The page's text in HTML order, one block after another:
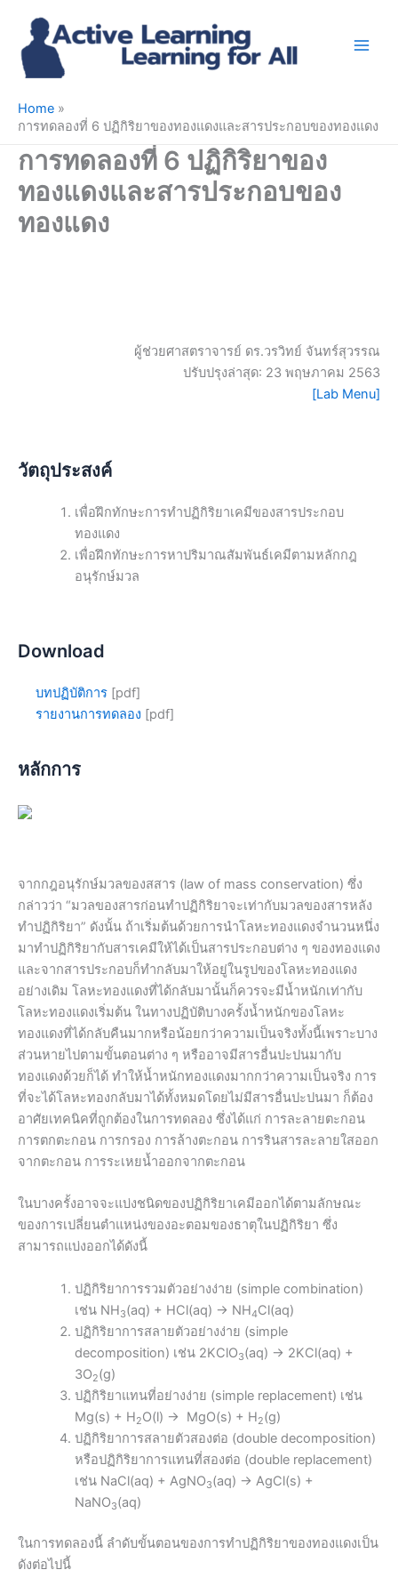
content
Home
การทดลองที่ 6 ปฏิกิริยาของทองแดงและสารประกอบของทองแดง
การทดลองที่ 6 ปฏิกิริยาของ
ทองแดงและสารประกอบของ
ทองแดง
ผู้ช่วยศาสตราจารย์ ดร.วรวิทย์ จันทร์สุวรรณ
ปรับปรุงล่าสุด: 23 พฤษภาคม 2563
[Lab Menu]
วัตถุประสงค์
เพื่อฝึกทักษะการทำปฏิกิริยาเคมีของสารประกอบ
ทองแดง
เพื่อฝึกทักษะการหาปริมาณสัมพันธ์เคมีตามหลักกฎ
อนุรักษ์มวล
Download
บทปฏิบัติการ [pdf]
รายงานการทดลอง [pdf]
หลักการ
จากกฎอนุรักษ์มวลของสสาร (law of mass conservation) ซึ่ง
กล่าวว่า “มวลของสารก่อนทำปฏิกิริยาจะเท่ากับมวลของสารหลัง
ทำปฏิกิริยา” ดังนั้น ถ้าเริ่มต้นด้วยการนำโลหะทองแดงจำนวนหนึ่ง
มาทำปฏิกิริยากับสารเคมีให้ได้เป็นสารประกอบต่าง ๆ ของทองแดง
และจากสารประกอบก็ทำกลับมาให้อยู่ในรูปของโลหะทองแดง
อย่างเดิม โลหะทองแดงที่ได้กลับมานั้นก็ควรจะมีน้ำหนักเท่ากับ
โลหะทองแดงเริ่มต้น ในทางปฏิบัติบางครั้งน้ำหนักของโลหะ
ทองแดงที่ได้กลับคืนมากหรือน้อยกว่าความเป็นจริงทั้งนี้เพราะบาง
ส่วนหายไปตามขั้นตอนต่าง ๆ หรืออาจมีสารอื่นปะปนมากับ
ทองแดงด้วยก็ได้ ทำให้น้ำหนักทองแดงมากกว่าความเป็นจริง การ
ที่จะได้โลหะทองกลับมาได้ทั้งหมดโดยไม่มีสารอื่นปะปนมา ก็ต้อง
อาศัยเทคนิคที่ถูกต้องในการทดลอง ซึ่งได้แก่ การละลายตะกอน
การตกตะกอน การกรอง การล้างตะกอน การรินสารละลายใสออก
จากตะกอน การระเหยน้ำออกจากตะกอน
ในบางครั้งอาจจะแบ่งชนิดของปฏิกิริยาเคมีออกได้ตามลักษณะ
ของการเปลี่ยนตำแหน่งของอะตอมของธาตุในปฏิกิริยา ซึ่ง
สามารถแบ่งออกได้ดังนี้
ปฏิกิริยาการรวมตัวอย่างง่าย (simple combination)
เช่น NH3(aq) + HCl(aq) → NH4Cl(aq)
ปฏิกิริยาการสลายตัวอย่างง่าย (simple
decomposition) เช่น 2KClO3(aq) → 2KCl(aq) +
3O2(g)
ปฏิกิริยาแทนที่อย่างง่าย (simple replacement) เช่น
Mg(s) + H2O(l) → MgO(s) + H2(g)
ปฏิกิริยาการสลายตัวสองต่อ (double decomposition)
หรือปฏิกิริยาการแทนที่สองต่อ (double replacement)
เช่น NaCl(aq) + AgNO3(aq) → AgCl(s) +
NaNO3(aq)
ในการทดลองนี้ ลำดับขั้นตอนของการทำปฏิกิริยาของทองแดงเป็น
ดังต่อไปนี้